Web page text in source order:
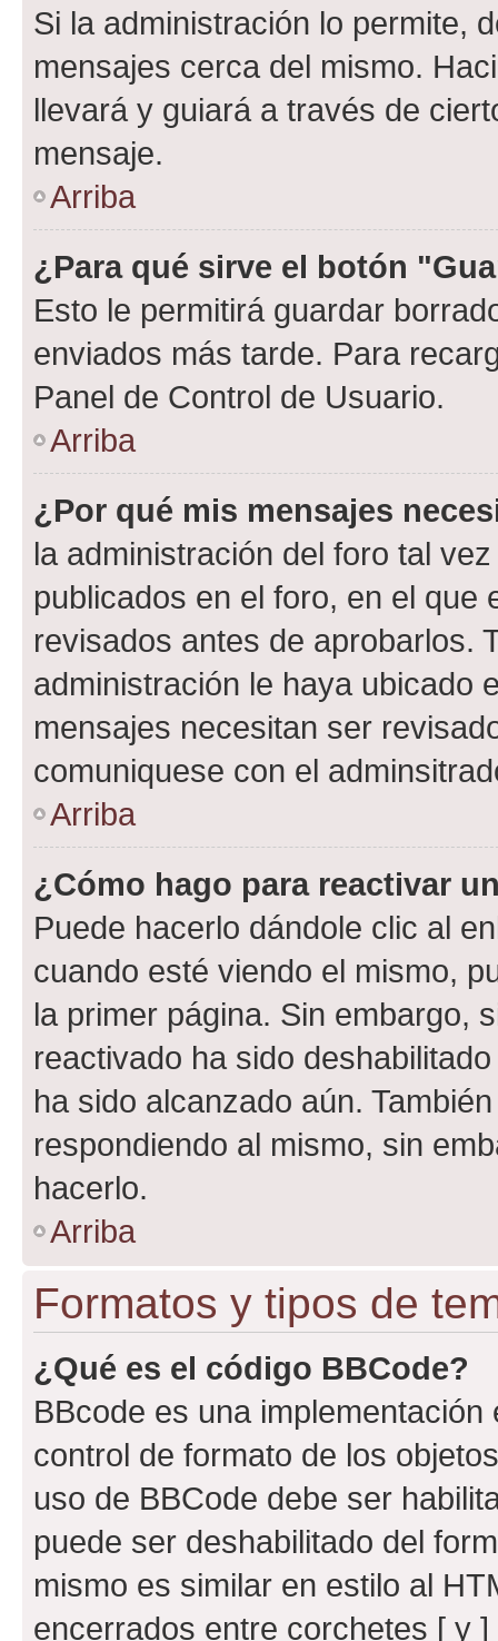
Si la administración lo permite,
mensajes cerca del mismo.
llevará y guiará a través de
mensaje.
Arriba
¿Para qué sirve el botón
Esto le permitirá guardar
enviados más tarde. Para
Panel de Control de Usuario.
Arriba
¿Por qué mis mensajes
la administración del foro tal
publicados en el foro, en el
revisados antes de aprobarlos.
administración le haya ubicado
mensajes necesitan ser
comuniquese con el
Arriba
¿Cómo hago para reactivar
Puede hacerlo dándole clic al
cuando esté viendo el mismo,
la primer página. Sin embargo,
reactivado ha sido
ha sido alcanzado aún.
respondiendo al mismo, sin
hacerlo.
Arriba
Formatos y tipos de
¿Qué es el código BBCode?
BBcode es una
control de formato de los
uso de BBCode debe ser
puede ser deshabilitado del
mismo es similar en estilo al
encerrados entre corchetes [ y